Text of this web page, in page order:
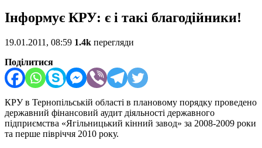
Інформує КРУ: є і такі благодійники!
19.01.2011, 08:59 1.4k перегляди
Поділитися
КРУ в Тернопільській області в плановому порядку проведено
державний фінансовий аудит діяльності державного
підприємства «Ягільницький кінний завод» за 2008-2009 роки
та перше півріччя 2010 року.